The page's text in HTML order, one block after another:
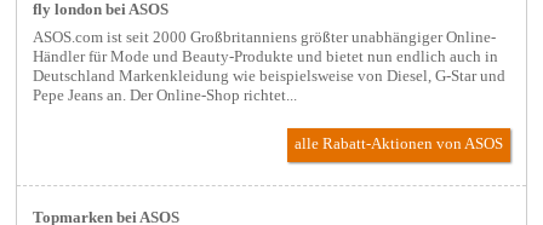
fly london bei ASOS
ASOS.com ist seit 2000 Großbritanniens größter unabhängiger Online-
Händler für Mode und Beauty-Produkte und bietet nun endlich auch in
Deutschland Markenkleidung wie beispielsweise von Diesel, G-Star und
Pepe Jeans an. Der Online-Shop richtet...
alle Rabatt-Aktionenvon ASOS
Topmarken bei ASOS